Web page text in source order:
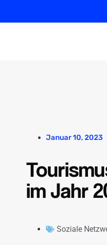
Januar 10, 2023
im Jahr
Soziale